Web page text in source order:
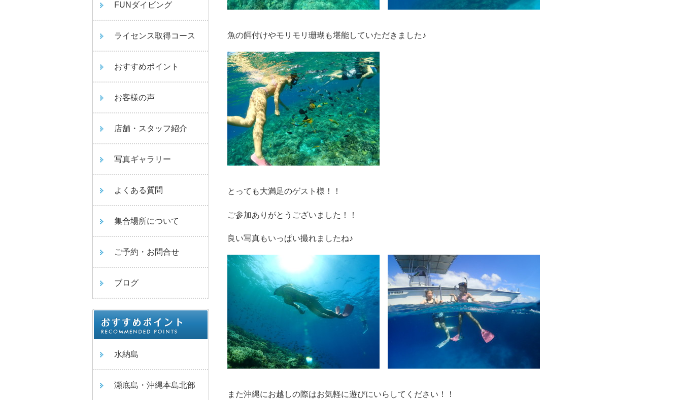
FUNダイビング
ライセンス取得コース
おすすめポイント
お客様の声
店舗・スタッフ紹介
写真ギャラリー
よくある質問
集合場所について
ご予約・お問合せ
ブログ
水納島
瀬底島・沖縄本島北部
魚の餌付けやモリモリ珊瑚も堪能していただきました♪
とっても大満足のゲスト様！！
ご参加ありがとうございました！！
良い写真もいっぱい撮れましたね♪
また沖縄にお越しの際はお気軽に遊びにいらしてください！！